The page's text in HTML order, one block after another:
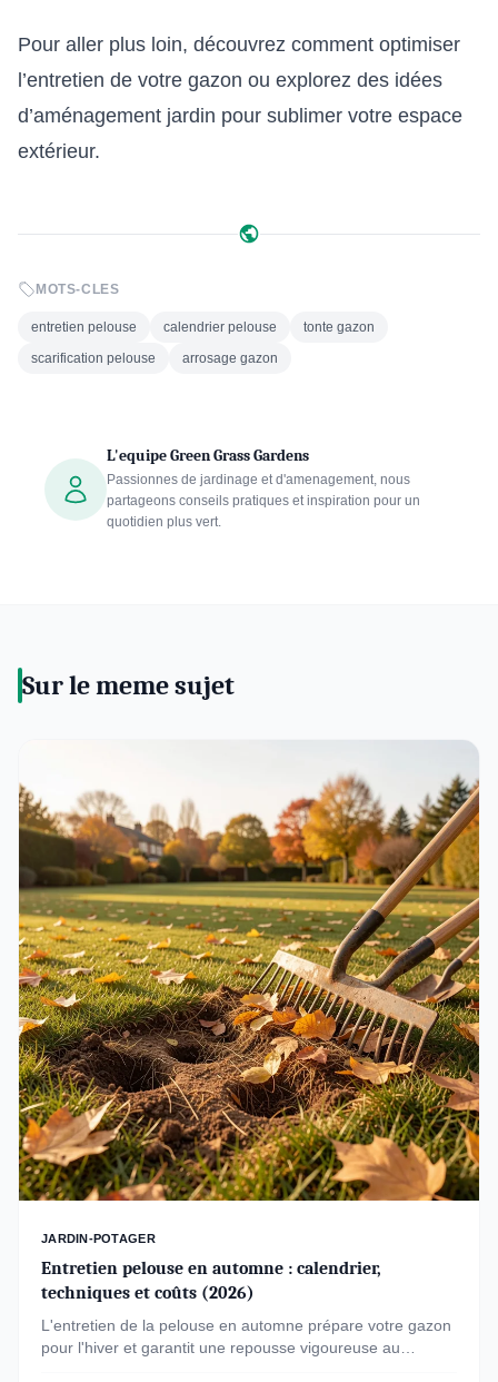
Pour aller plus loin, découvrez comment optimiser
l’entretien de votre gazon ou explorez des idées
d’aménagement jardin pour sublimer votre espace
extérieur.
MOTS-CLES
entretien pelouse calendrier pelouse
tonte gazon
scarification pelouse
arrosage gazon
L'equipe Green Grass Gardens
Passionnes de jardinage et d'amenagement, nous
partageons conseils pratiques et inspiration pour un
quotidien plus vert.
Sur le meme sujet
JARDIN-POTAGER
Entretien pelouse en automne : calendrier,
techniques et coûts (2026)
L'entretien de la pelouse en automne prépare votre gazon
pour l'hiver et garantit une repousse vigoureuse au